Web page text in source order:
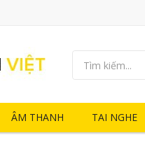
ÂM THANH TAI NGHE